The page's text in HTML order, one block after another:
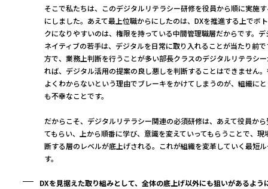
そこで私たちは、このデジタルリテラシー研修を役員から順に実施
にしました。あえて最上位職からにしたのは、DXを推進する上でボ
クになりやすいのは、権限を持っている中間管理職層だからです。デ
ネイティブの若手は、デジタルを日常に取り入れることが当たり前で
方で、業務上判断を行うことが多い部長クラスのデジタルリテラシ
れば、デジタル活用の提案の良し悪しを判断することはできません
よくわからないという理由でブレーキをかけてしまうのが、組織に
も不幸なことです。
だからこそ、デジタルリテラシー関連の必須研修は、あえて役員か
てもらい、上から順番に学び、意識を変えていってもらうことで、現
断する層のレベルが底上げされる。これが組織を変革していく最短
す。
DXを見据えた取り組みとして、全体の底上げ以外にも狙いがあるよう